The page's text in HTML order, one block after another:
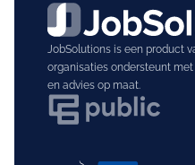
JobSolutions is een product
organisaties ondersteunt
en advies op maat.